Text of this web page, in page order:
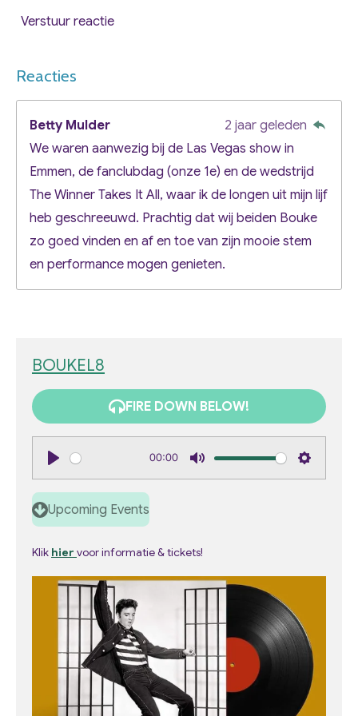
Verstuur reactie
Reacties
Betty Mulder
2 jaar geleden
We waren aanwezig bij de Las Vegas show in
Emmen, de fanclubdag (onze 1e) en de wedstrijd
The Winner Takes It All, waar ik de longen uit mijn lijf
heb geschreeuwd. Prachtig dat wij beiden Bouke
zo goed vinden en af en toe van zijn mooie stem
en performance mogen genieten.
BOUKEL8
FIRE DOWN BELOW!
P
l
a
00:00
M
S
s
Upcoming Events
Klik hier voor informatie & tickets!